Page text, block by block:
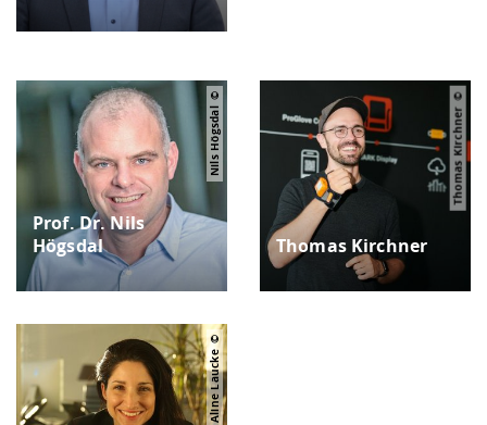
Prof. Dr. Nils
Högsdal
Nils Högsdal
Thomas Kirchner
Thomas Kirchner
Aline Laucke